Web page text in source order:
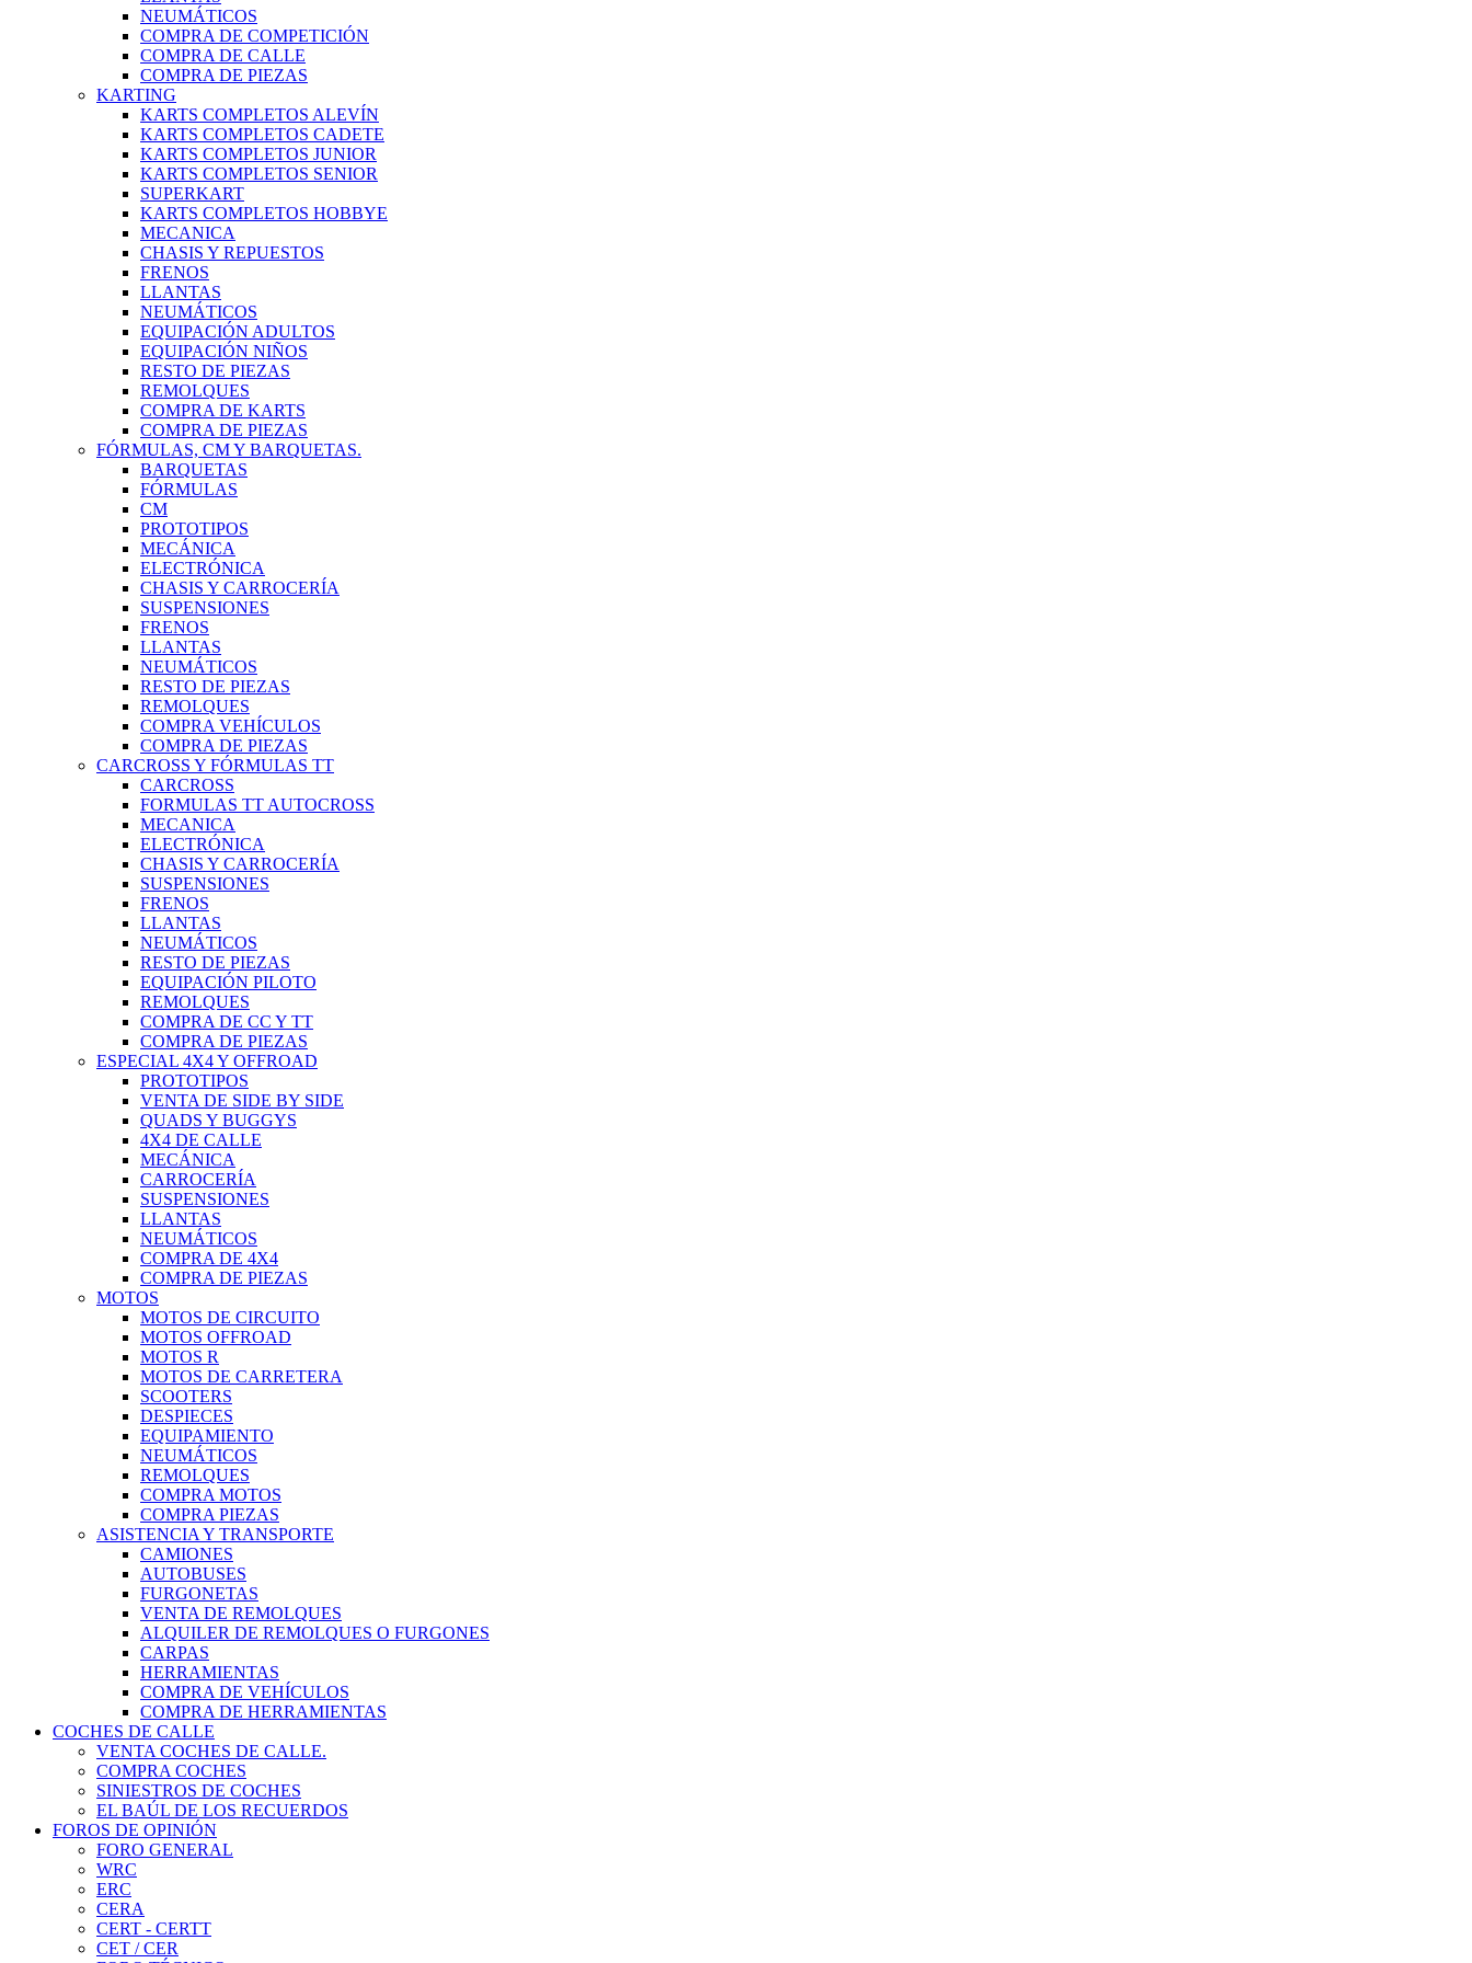
NEUMÁTICOS
COMPRA DE COMPETICIÓN
COMPRA DE CALLE
COMPRA DE PIEZAS
KARTING
KARTS COMPLETOS ALEVÍN
KARTS COMPLETOS CADETE
KARTS COMPLETOS JUNIOR
KARTS COMPLETOS SENIOR
SUPERKART
KARTS COMPLETOS HOBBYE
MECANICA
CHASIS Y REPUESTOS
FRENOS
LLANTAS
NEUMÁTICOS
EQUIPACIÓN ADULTOS
EQUIPACIÓN NIÑOS
RESTO DE PIEZAS
REMOLQUES
COMPRA DE KARTS
COMPRA DE PIEZAS
FÓRMULAS, CM Y BARQUETAS.
BARQUETAS
FÓRMULAS
CM
PROTOTIPOS
MECÁNICA
ELECTRÓNICA
CHASIS Y CARROCERÍA
SUSPENSIONES
FRENOS
LLANTAS
NEUMÁTICOS
RESTO DE PIEZAS
REMOLQUES
COMPRA VEHÍCULOS
COMPRA DE PIEZAS
CARCROSS Y FÓRMULAS TT
CARCROSS
FORMULAS TT AUTOCROSS
MECANICA
ELECTRÓNICA
CHASIS Y CARROCERÍA
SUSPENSIONES
FRENOS
LLANTAS
NEUMÁTICOS
RESTO DE PIEZAS
EQUIPACIÓN PILOTO
REMOLQUES
COMPRA DE CC Y TT
COMPRA DE PIEZAS
ESPECIAL 4X4 Y OFFROAD
PROTOTIPOS
VENTA DE SIDE BY SIDE
QUADS Y BUGGYS
4X4 DE CALLE
MECÁNICA
CARROCERÍA
SUSPENSIONES
LLANTAS
NEUMÁTICOS
COMPRA DE 4X4
COMPRA DE PIEZAS
MOTOS
MOTOS DE CIRCUITO
MOTOS OFFROAD
MOTOS R
MOTOS DE CARRETERA
SCOOTERS
DESPIECES
EQUIPAMIENTO
NEUMÁTICOS
REMOLQUES
COMPRA MOTOS
COMPRA PIEZAS
ASISTENCIA Y TRANSPORTE
CAMIONES
AUTOBUSES
FURGONETAS
VENTA DE REMOLQUES
ALQUILER DE REMOLQUES O FURGONES
CARPAS
HERRAMIENTAS
COMPRA DE VEHÍCULOS
COMPRA DE HERRAMIENTAS
COCHES DE CALLE
VENTA COCHES DE CALLE.
COMPRA COCHES
SINIESTROS DE COCHES
EL BAÚL DE LOS RECUERDOS
FOROS DE OPINIÓN
FORO GENERAL
WRC
ERC
CERA
CERT - CERTT
CET / CER